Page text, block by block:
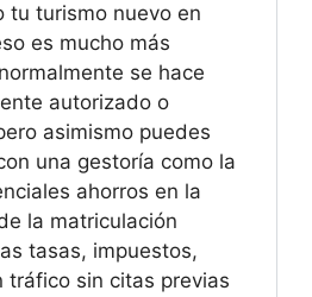
tu turismo nuevo en
es mucho más
se hace
autorizado o
asimismo puedes
una gestoría como la
ahorros en la
la matriculación
tasas, impuestos,
tráfico sin citas previas